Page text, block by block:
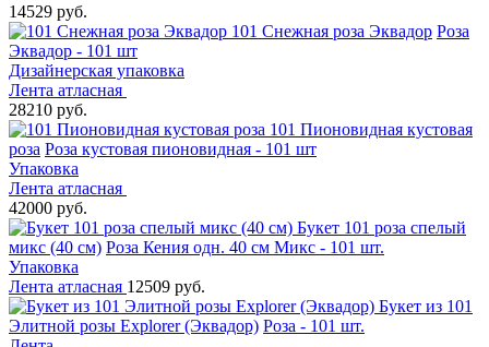
14529 руб.
101 Снежная роза Эквадор Роза
Эквадор - 101 шт
Дизайнерская упаковка
Лента атласная
28210 руб.
101 Пионовидная кустовая
роза Роза кустовая пионовидная - 101 шт
Упаковка
Лента атласная
42000 руб.
Букет 101 роза спелый
микс (40 см) Роза Кения одн. 40 см Микс - 101 шт.
Упаковка
Лента атласная 12509 руб.
Букет из 101
Элитной розы Explorer (Эквадор) Роза - 101 шт.